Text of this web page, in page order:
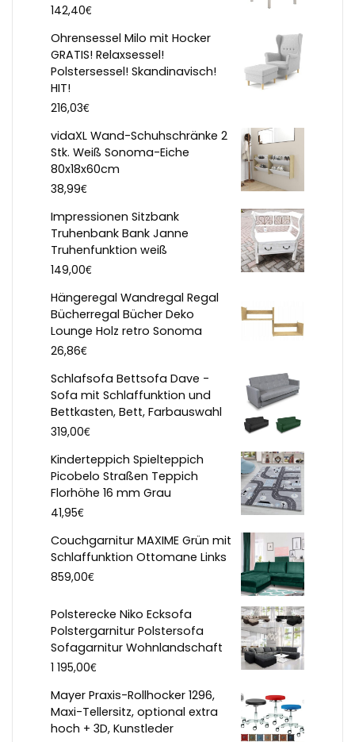
142,40€
Ohrensessel Milo mit Hocker
GRATIS! Relaxsessel!
Polstersessel! Skandinavisch!
HIT!
216,03€
vidaXL Wand-Schuhschränke 2
Stk. Weiß Sonoma-Eiche
80x18x60cm
38,99€
Impressionen Sitzbank
Truhenbank Bank Janne
Truhenfunktion weiß
149,00€
Hängeregal Wandregal Regal
Bücherregal Bücher Deko
Lounge Holz retro Sonoma
26,86€
Schlafsofa Bettsofa Dave -
Sofa mit Schlaffunktion und
Bettkasten, Bett, Farbauswahl
319,00€
Kinderteppich Spielteppich
Picobelo Straßen Teppich
Florhöhe 16 mm Grau
41,95€
Couchgarnitur MAXIME Grün mit
Schlaffunktion Ottomane Links
859,00€
Polsterecke Niko Ecksofa
Polstergarnitur Polstersofa
Sofagarnitur Wohnlandschaft
1 195,00€
Mayer Praxis-Rollhocker 1296,
Maxi-Tellersitz, optional extra
hoch + 3D, Kunstleder